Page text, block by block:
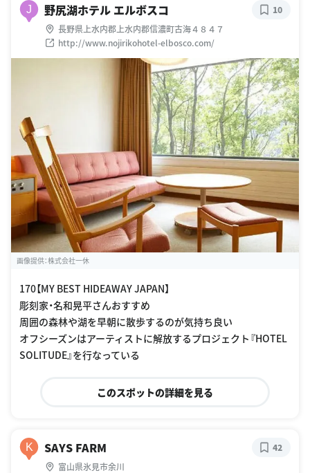
J 野尻湖ホテル エルボスコ
長野県上水内郡上水内郡信濃町古海４８４７
http://www.nojirikohotel-elbosco.com/
10
画像提供：株式会社一休
170【MY BEST HIDEAWAY JAPAN】
彫刻家・名和晃平さんおすすめ
周囲の森林や湖を早朝に散歩するのが気持ち良い
オフシーズンはアーティストに解放するプロジェクト『HOTEL
SOLITUDE』を行なっている
このスポットの詳細を見る
K SAYS FARM
富山県氷見市余川
42